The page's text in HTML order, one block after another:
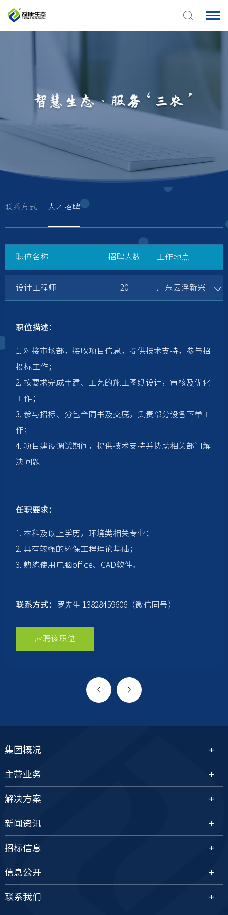
联系方式 人才招聘
职位名称 招聘人数 工作地点
设计工程师 20 广东云浮新兴
职位描述：
1. 对接市场部，接收项目信息，提供技术支持，参与招
投标工作；
2. 按要求完成土建、工艺的施工图纸设计，审核及优化
工作；
3. 参与招标、分包合同书及交底，负责部分设备下单工
作；
4. 项目建设调试期间，提供技术支持并协助相关部门解
决问题
任职要求：
1. 本科及以上学历，环境类相关专业；
2. 具有较强的环保工程理论基础；
3. 熟练使用电脑office、CAD软件。
联系方式： 罗先生 13828459606（微信同号）
应聘该职位
集团概况
主营业务
解决方案
新闻资讯
招标信息
信息公开
联系我们